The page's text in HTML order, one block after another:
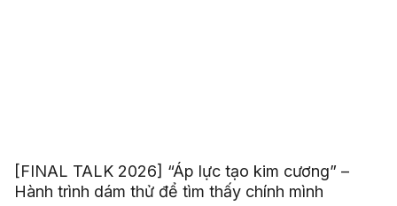
[FINAL TALK 2026] “Áp lực tạo kim cương” –
Hành trình dám thử để tìm thấy chính mình